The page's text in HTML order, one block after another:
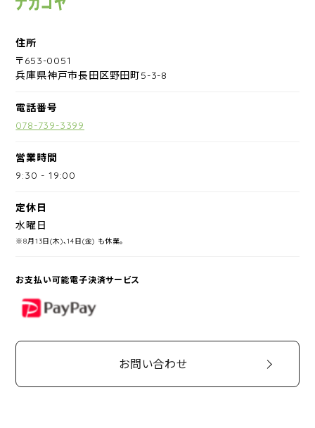
住所
〒653-0051
兵庫県神戸市長田区野田町5-3-8
電話番号
078-739-3399
営業時間
9:30 -19:00
定休日
水曜日
※8月13日(木)、14日(金) も休業。
お支払い可能電子決済サービス
PayPay
お問い合わせ